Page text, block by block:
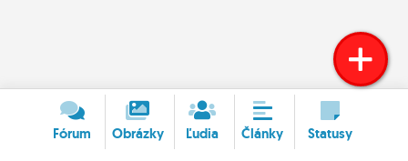
Fórum Obrázky Ľudia Články Statusy